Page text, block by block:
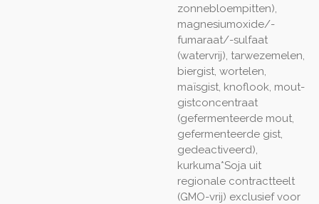
zonnebloempitten),
magnesiumoxide/-
fumaraat/-sulfaat
(watervrij), tarwezemelen,
biergist, wortelen,
maïsgist, knoflook, mout-
gistconcentraat
(gefermenteerde mout,
gefermenteerde gist,
gedeactiveerd),
kurkuma*Soja uit
regionale contractteelt
(GMO-vrij) exclusief voor